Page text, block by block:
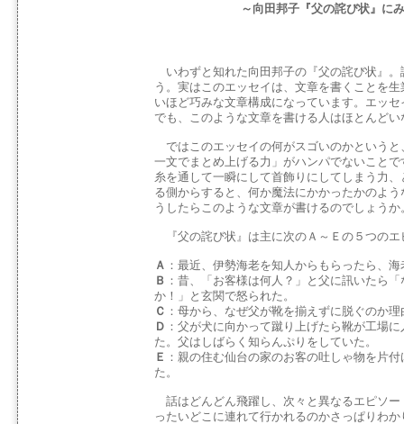
～向田邦子『父の詫び状』に
いわずと知れた向田邦子の『父の詫び状』
う。実はこのエッセイは、文章を書くことを
いほど巧みな文章構成になっています。エッ
でも、このような文章を書ける人はほとんど
ではこのエッセイの何がスゴいのかという
一文でまとめ上げる力」がハンパでないこと
糸を通して一瞬にして首飾りにしてしまう力
る側からすると、何か魔法にかかったかのよ
うしたらこのような文章が書けるのでしょう
『父の詫び状』は主に次のＡ～Ｅの５つのエ
Ａ ：最近、伊勢海老を知人からもらったら、
Ｂ ：昔、「お客様は何人？」と父に訊いたら
か！」と玄関で怒られた。
Ｃ ：母から、なぜ父が靴を揃えずに脱ぐのか
Ｄ ：父が犬に向かって蹴り上げたら靴が工場
た。父はしばらく知らんぷりをしていた。
Ｅ ：親の住む仙台の家のお客の吐しゃ物を片
た。
話はどんどん飛躍し、次々と異なるエピソ
ったいどこに連れて行かれるのかさっぱりわ